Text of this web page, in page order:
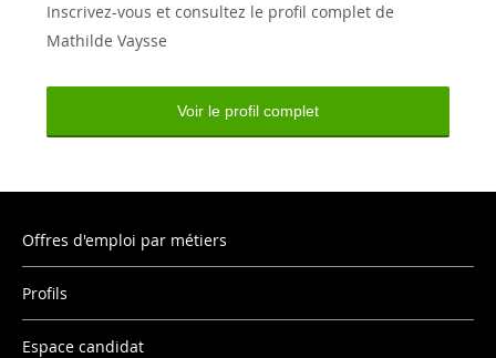
Inscrivez-vous et consultez le profil complet de
Mathilde Vaysse
Voir le profil complet
Offres d'emploi par métiers
Profils
Espace candidat